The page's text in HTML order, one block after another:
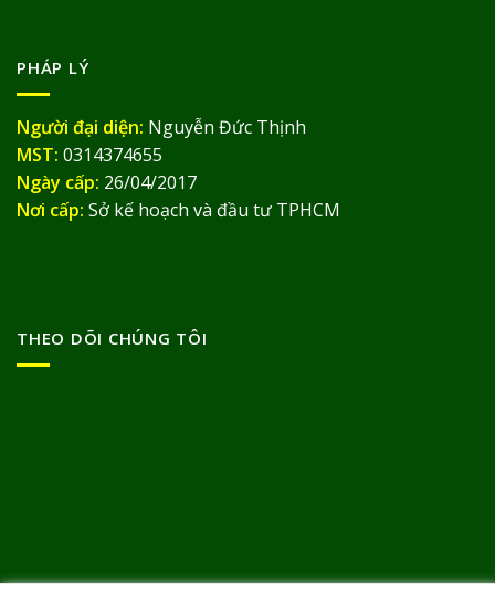
PHÁP LÝ
Người đại diện: Nguyễn Đức Thịnh
MST: 0314374655
Ngày cấp: 26/04/2017
Nơi cấp: Sở kế hoạch và đầu tư TPHCM
THEO DÕI CHÚNG TÔI